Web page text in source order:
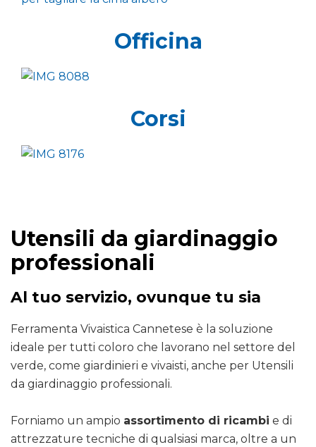
Officina
Corsi
Utensili da giardinaggio
professionali
Al tuo servizio, ovunque tu sia
Ferramenta Vivaistica Cannetese è la soluzione
ideale per tutti coloro che lavorano nel settore del
verde, come giardinieri e vivaisti, anche per Utensili
da giardinaggio professionali.
Forniamo un ampio assortimento di ricambi e di
attrezzature tecniche di qualsiasi marca, oltre a un